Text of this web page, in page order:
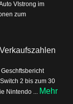
VIstrong im
zum
2 bis zum 30
Nintendo ... Mehr